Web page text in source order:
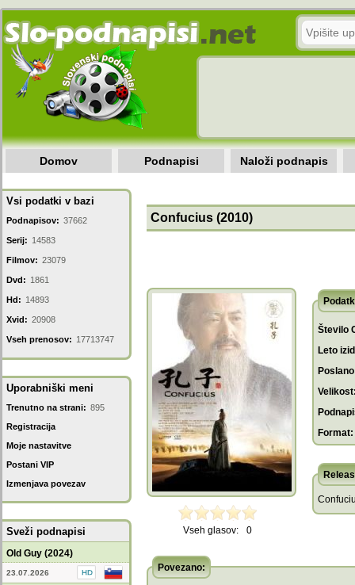
Domov Podnapisi Naloži podnapis
Vsi podatki v bazi
Podnapisov: 37662
Serij: 14583
Filmov: 23079
Dvd: 1861
Hd: 14893
Xvid: 20908
Vseh prenosov: 17713747
Uporabniški meni
Trenutno na strani: 895
Registracija
Moje nastavitve
Postani VIP
Izmenjava povezav
Sveži podnapisi
Old Guy (2024)
23.07.2026
Confucius (2010)
Vseh glasov: 0
Število
Leto
Format:
Povezano: